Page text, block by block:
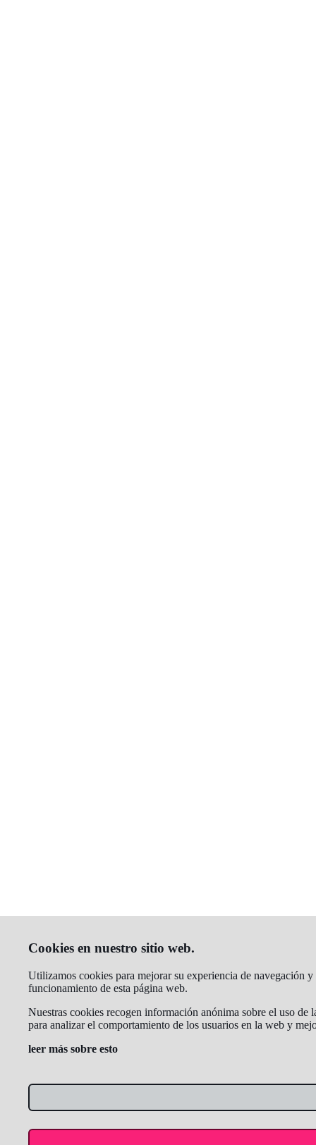
Cookies en nuestro sitio web.
Utilizamos cookies para mejorar su experiencia de navegación
funcionamiento de esta página web.
Nuestras cookies recogen información anónima sobre el uso
para analizar el comportamiento de los usuarios en la web y
leer más sobre esto